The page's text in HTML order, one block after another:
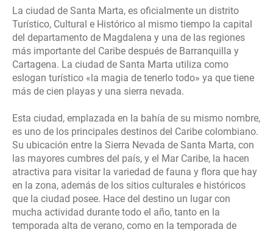
La ciudad de Santa Marta, es oficialmente un distrito
Turístico, Cultural e Histórico al mismo tiempo la capital
del departamento de Magdalena y una de las regiones
más importante del Caribe después de Barranquilla y
Cartagena. La ciudad de Santa Marta utiliza como
eslogan turístico «la magia de tenerlo todo» ya que tiene
más de cien playas y una sierra nevada.
Esta ciudad, emplazada en la bahía de su mismo nombre,
es uno de los principales destinos del Caribe colombiano.
Su ubicación entre la Sierra Nevada de Santa Marta, con
las mayores cumbres del país, y el Mar Caribe, la hacen
atractiva para visitar la variedad de fauna y flora que hay
en la zona, además de los sitios culturales e históricos
que la ciudad posee. Hace del destino un lugar con
mucha actividad durante todo el año, tanto en la
temporada alta de verano, como en la temporada de